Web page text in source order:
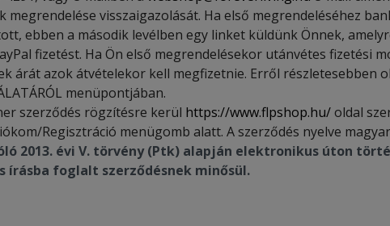
megrendelése visszaigazolását. Ha első megrendeléséhez
ebben a második levélben egy linket küldünk Önnek,
fizetést. Ha Ön első megrendelésekor utánvétes fizetési
árát azok átvételekor kell megfizetnie. Erről részletesebben
menüpontjában.
szerződés rögzítésre kerül https://www.flpshop.hu/oldal
Regisztráció menügomb alatt. A szerződés nyelve
2013. évi V. törvény (Ptk) alapján elektronikus úton
írásba foglalt szerződésnek minősül.